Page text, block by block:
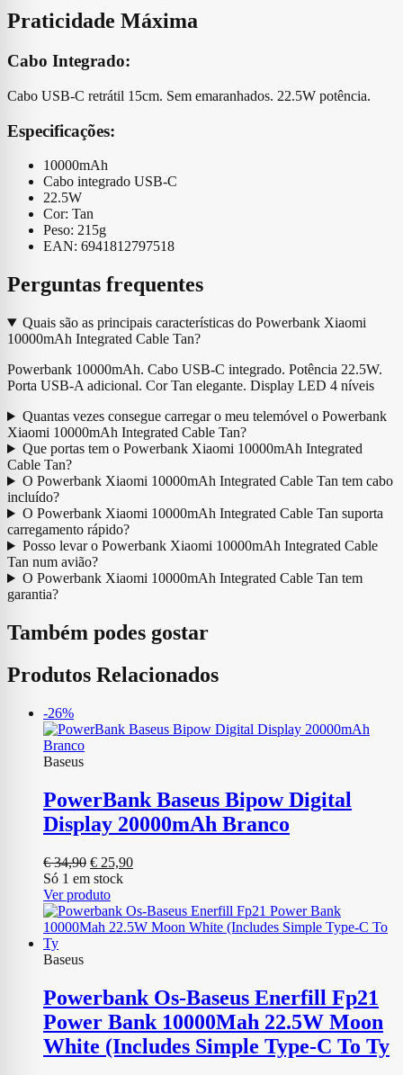
Praticidade Máxima
Cabo Integrado:
Cabo USB-C retrátil 15cm. Sem emaranhados. 22.5W potência.
Especificações:
10000mAh
Cabo integrado USB-C
22.5W
Cor: Tan
Peso: 215g
EAN: 6941812797518
Perguntas frequentes
Quais são as principais características do Powerbank Xiaomi
10000mAh Integrated Cable Tan?
Powerbank 10000mAh. Cabo USB-C integrado. Potência 22.5W.
Porta USB-A adicional. Cor Tan elegante. Display LED 4 níveis
Quantas vezes consegue carregar o meu telemóvel o Powerbank
Xiaomi 10000mAh Integrated Cable Tan?
Que portas tem o Powerbank Xiaomi 10000mAh Integrated
Cable Tan?
O Powerbank Xiaomi 10000mAh Integrated Cable Tan tem cabo
incluído?
O Powerbank Xiaomi 10000mAh Integrated Cable Tan suporta
carregamento rápido?
Posso levar o Powerbank Xiaomi 10000mAh Integrated Cable
Tan num avião?
O Powerbank Xiaomi 10000mAh Integrated Cable Tan tem
garantia?
Também podes gostar
Produtos Relacionados
-26%
Baseus
PowerBank Baseus Bipow Digital
Display 20000mAh Branco
€34,90 O
preço
original
era:
€ 34,90.
€ 25,90O
é:
€ 25,90.
Só 1 em stock
Ver produto
Baseus
Powerbank Os-Baseus Enerfill Fp21
Power Bank 10000Mah 22.5W Moon
White (Includes Simple Type-C To Ty